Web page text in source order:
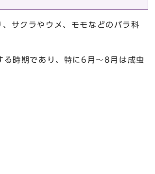
サクラやウメ、モモなどのバラ科
時期であり、特に6月～8月は成虫